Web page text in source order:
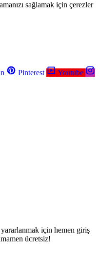
sağlamak için çerezler
Pinterest
Youtube
yararlanmak için hemen giriş
ücretsiz!